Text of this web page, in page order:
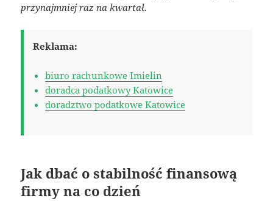
przynajmniej raz na kwartał.
Reklama:
biuro rachunkowe Imielin
doradca podatkowy Katowice
doradztwo podatkowe Katowice
Jak dbać o stabilność finansową
firmy na co dzień